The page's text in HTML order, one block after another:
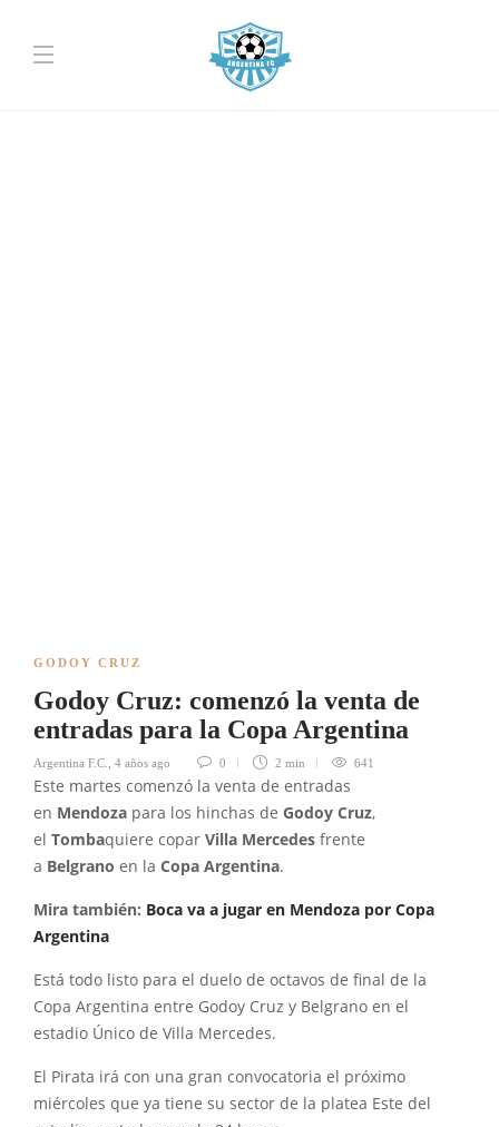
GODOY CRUZ
Godoy Cruz: comenzó la venta de
entradas para la Copa Argentina
Argentina F.C. 4 años ago 0 2 min 641
Este martes comenzó la venta de entradas
en Mendoza para los hinchas de Godoy Cruz,
el Tombaquiere copar Villa Mercedes frente
a Belgrano en la Copa Argentina.
Mira también: Boca va a jugar en Mendoza por Copa
Argentina
Está todo listo para el duelo de octavos de final de la
Copa Argentina entre Godoy Cruz y Belgrano en el
estadio Único de Villa Mercedes.
El Pirata irá con una gran convocatoria el próximo
miércoles que ya tiene su sector de la platea Este del